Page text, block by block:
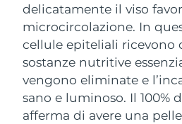
delicatamente il viso
microcircolazione. In
cellule epiteliali ricevono
sostanze nutritive
vengono eliminate e
sano e luminoso. Il 100%
afferma di avere una